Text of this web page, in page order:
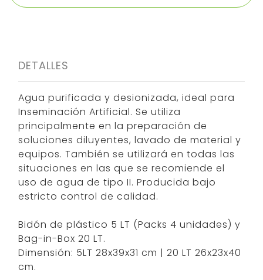
DETALLES
Agua purificada y desionizada, ideal para
Inseminación Artificial. Se utiliza
principalmente en la preparación de
soluciones diluyentes, lavado de material y
equipos. También se utilizará en todas las
situaciones en las que se recomiende el
uso de agua de tipo II. Producida bajo
estricto control de calidad.
Bidón de plástico 5 LT (Packs 4 unidades) y
Bag-in-Box 20 LT.
Dimensión: 5LT 28x39x31 cm | 20 LT 26x23x40
cm.